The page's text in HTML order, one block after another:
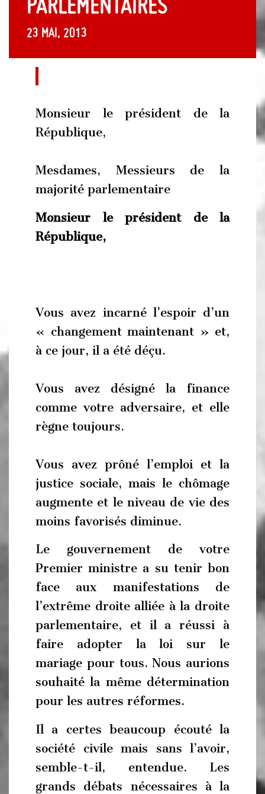
23 mai, 2013
Monsieur le président de la
République,
Mesdames, Messieurs de la
majorité parlementaire
Monsieur le président de la
République,
Vous avez incarné l’espoir d’un
« changement maintenant » et,
à ce jour, il a été déçu.
Vous avez désigné la finance
comme votre adversaire, et elle
règne toujours.
Vous avez prôné l’emploi et la
justice sociale, mais le chômage
augmente et le niveau de vie des
moins favorisés diminue.
Le gouvernement de votre
Premier ministre a su tenir bon
face aux manifestations de
l’extrême droite alliée à la droite
parlementaire, et il a réussi à
faire adopter la loi sur le
mariage pour tous. Nous aurions
souhaité la même détermination
pour les autres réformes.
Il a certes beaucoup écouté la
société civile mais sans l’avoir,
semble-t-il, entendue. Les
grands débats nécessaires à la